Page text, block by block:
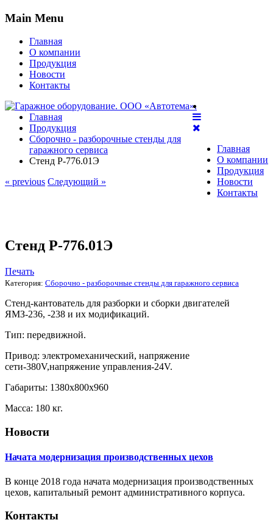
Main Menu
Главная
О компании
Продукция
Новости
Контакты
Главная
О компании
Продукция
Новости
Контакты
Главная
Продукция
Сборочно - разборочные стенды для
гаражного сервиса
Стенд Р-776.01Э
« previous Следующий »
Стенд Р-776.01Э
Печать
Категория: Сборочно - разборочные стенды для гаражного сервиса
Стенд-кантователь для разборки и сборки двигателей
ЯМЗ-236, -238 и их модификаций.
Тип: передвижной.
Привод: электромеханический, напряжение
сети-380V,напряжение управления-24V.
Габариты: 1380х800х960
Масса: 180 кг.
Новости
Начата модернизация производственных цехов
В конце 2018 года начата модернизация производственных
цехов, капитальный ремонт административного корпуса.
Контакты